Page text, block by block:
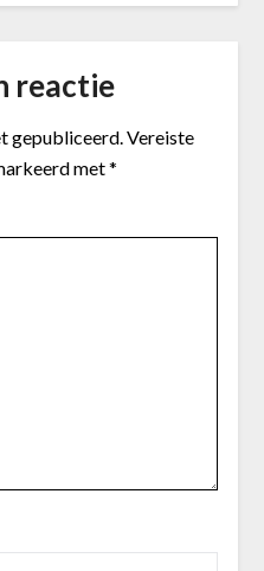
reactie
gepubliceerd.Vereiste
met*